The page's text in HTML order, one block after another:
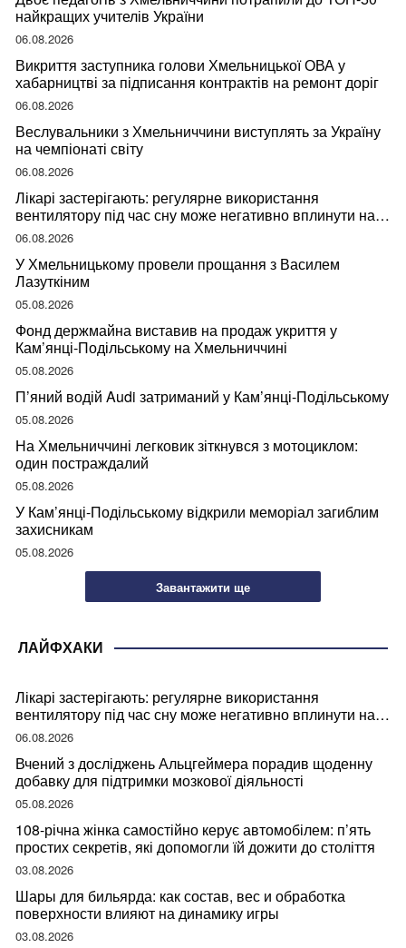
найкращих учителів України
06.08.2026
Викриття заступника голови Хмельницької ОВА у
хабарництві за підписання контрактів на ремонт доріг
06.08.2026
Веслувальники з Хмельниччини виступлять за Україну
на чемпіонаті світу
06.08.2026
Лікарі застерігають: регулярне використання
вентилятору під час сну може негативно вплинути на
ваше здоров’я
06.08.2026
У Хмельницькому провели прощання з Василем
Лазуткіним
05.08.2026
Фонд держмайна виставив на продаж укриття у
Кам’янці-Подільському на Хмельниччині
05.08.2026
П’яний водій Audi затриманий у Кам’янці-Подільському
05.08.2026
На Хмельниччині легковик зіткнувся з мотоциклом:
один постраждалий
05.08.2026
У Кам’янці-Подільському відкрили меморіал загиблим
захисникам
05.08.2026
Завантажити ще
ЛАЙФХАКИ
Лікарі застерігають: регулярне використання
вентилятору під час сну може негативно вплинути на
ваше здоров’я
06.08.2026
Вчений з досліджень Альцгеймера порадив щоденну
добавку для підтримки мозкової діяльності
05.08.2026
108-річна жінка самостійно керує автомобілем: п’ять
простих секретів, які допомогли їй дожити до століття
03.08.2026
Шары для бильярда: как состав, вес и обработка
поверхности влияют на динамику игры
03.08.2026